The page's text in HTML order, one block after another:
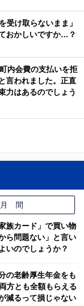
受け取らないまま」
おかしいですか…？
内会費の支払いを拒
言われました。正直
力はあるのでしょう
月 間
族カード」で買い物
ら問題ない」と言い
いのでしょうか？
の老齢厚生年金をも
方とも全額もらえる
減るって損じゃない